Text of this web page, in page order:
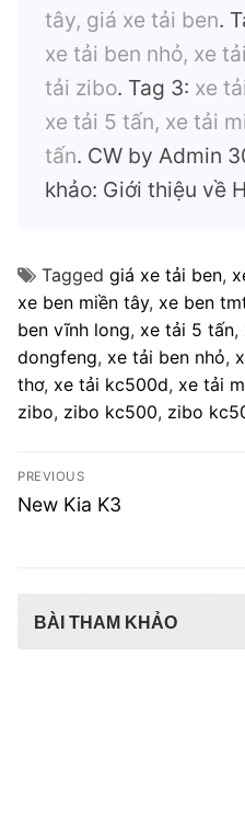
tây, giá xe tải ben.
xe tải ben nhỏ, xe
tải zibo. Tag 3: xe
xe tải 5 tấn, xe tải
tấn. CW by Admin
khảo: Giới thiệu về
Tagged giá xe tải ben,
xe ben miền tây, xe ben
ben vĩnh long, xe tải 5 tấn,
dongfeng, xe tải ben nhỏ,
thơ, xe tải kc500d, xe tải
zibo, zibo kc500, zibo
Điều
hướng
PREVIOUS
Previous
New Kia K3
BÀI THAM KHẢO